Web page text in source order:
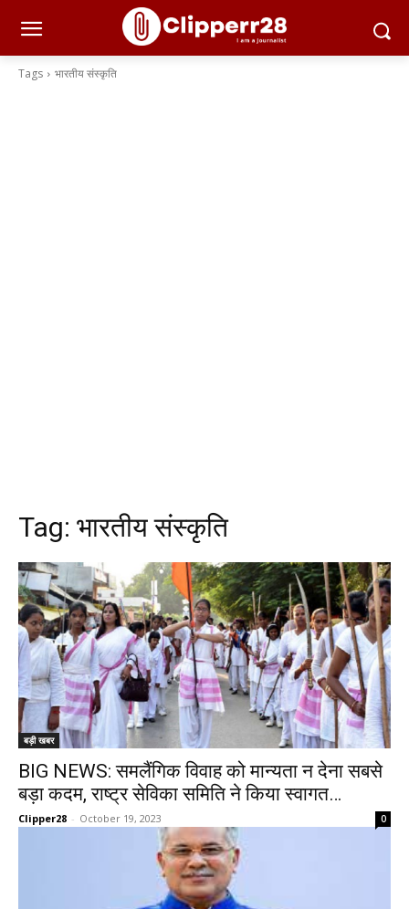
Tags भारतीय संस्कृति
Tag: भारतीय संस्कृति
बड़ी खबर
BIG NEWS: समलैंगिक विवाह को मान्यता न देना सबसे
बड़ा कदम, राष्ट्र सेविका समिति ने किया स्वागत…
Clipper28 - October 19, 2023 0